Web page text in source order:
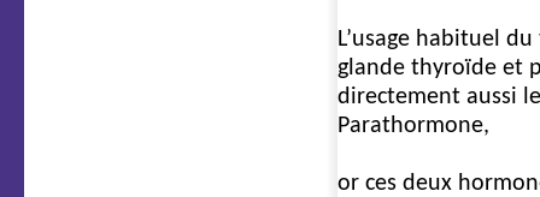
L’usage habituel
glande thyroïde et
directement aussi
Parathormone,
or ces deux